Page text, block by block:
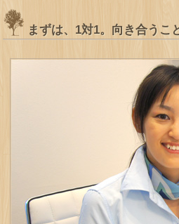
まずは、1対1。向き合うこ